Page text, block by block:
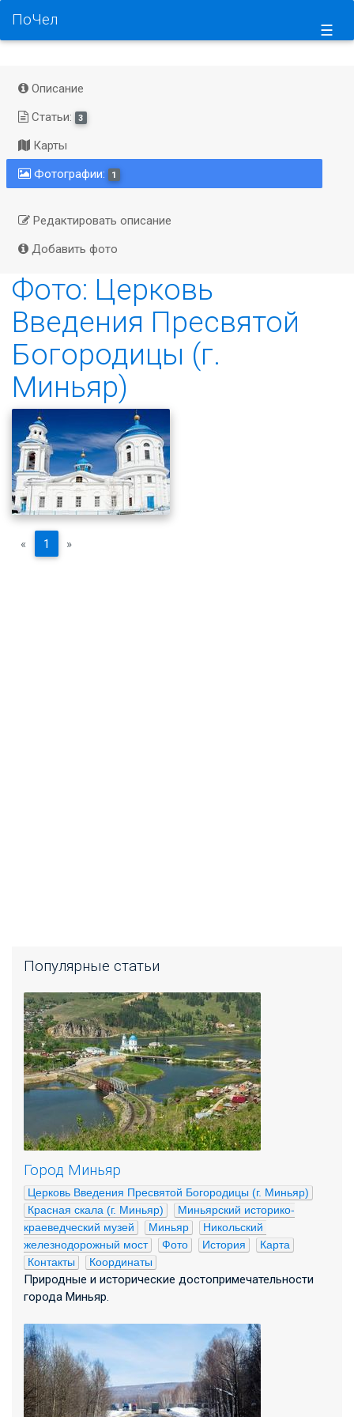
☰
ПоЧел
Описание
Статьи:
3
Карты
Фотографии:
1
Редактировать описание
Добавить фото
Фото: Церковь
Введения Пресвятой
Богородицы (г.
Миньяр)
« 1 »
Популярные статьи
Город Миньяр
Церковь Введения Пресвятой Богородицы (г. Миньяр)
Красная скала (г. Миньяр)
Миньярский историко-
краеведческий музей
Миньяр
Никольский
железнодорожный мост
Фото История
Карта
Контакты
Координаты
Природные и исторические достопримечательности
города Миньяр.